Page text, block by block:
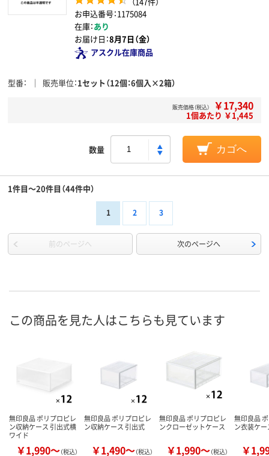
お申込番号：1175084
在庫：あり
お届け日：8月7日（金）
アスクル在庫商品
型番 販売単位 1セット（12個：6個入×2箱）
販売価格（税込） ￥17,340
1個あたり ￥1,445
数量 カゴへ
1件目～20件目（44件中）
1 2 3
前のページへ 次のページへ
この商品を見た人はこちらも見ています
無印良品 ポリプロピレ
ン収納ケース 引出式横
ワイド
￥1,990～（税込）
無印良品 ポリプロピレ
ン収納ケース 引出式
￥1,490～（税込）
無印良品 ポリプロピレ
ンクローゼットケース
￥1,990～（税込）
無印良品
ン衣装ケ
￥